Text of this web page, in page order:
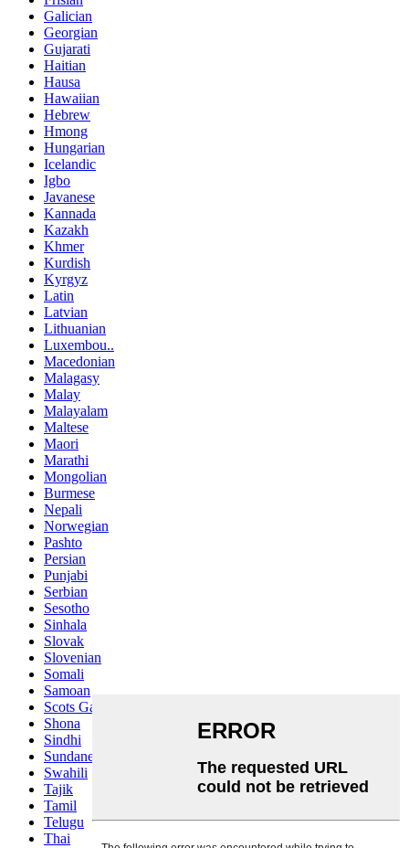
Galician
Georgian
Gujarati
Haitian
Hausa
Hawaiian
Hebrew
Hmong
Hungarian
Icelandic
Igbo
Javanese
Kannada
Kazakh
Khmer
Kurdish
Kyrgyz
Latin
Latvian
Lithuanian
Luxembou..
Macedonian
Malagasy
Malay
Malayalam
Maltese
Maori
Marathi
Mongolian
Burmese
Nepali
Norwegian
Pashto
Persian
Punjabi
Serbian
Sesotho
Sinhala
Slovak
Slovenian
Somali
Samoan
Scots Gaelic
Shona
Sindhi
Sundanese
Swahili
Tajik
Tamil
Telugu
Thai